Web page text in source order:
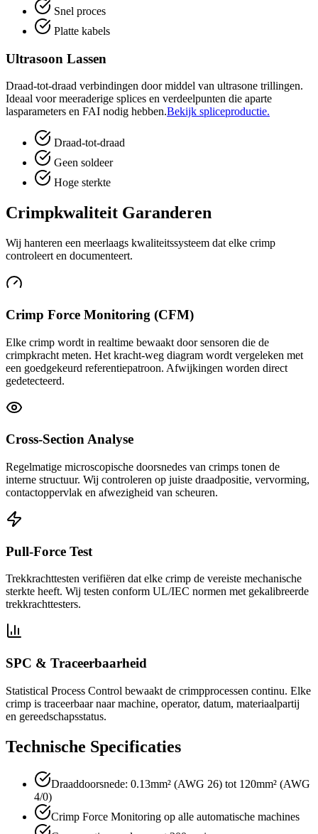
Snel proces
Platte kabels
Ultrasoon Lassen
Draad-tot-draad verbindingen door middel van ultrasone trillingen.
Ideaal voor meeraderige splices en verdeelpunten die aparte
lasparameters en FAI nodig hebben.Bekijk spliceproductie.
Draad-tot-draad
Geen soldeer
Hoge sterkte
Crimpkwaliteit Garanderen
Wij hanteren een meerlaags kwaliteitssysteem dat elke crimp
controleert en documenteert.
Crimp Force Monitoring (CFM)
Elke crimp wordt in realtime bewaakt door sensoren die de
crimpkracht meten. Het kracht-weg diagram wordt vergeleken met
een goedgekeurd referentiepatroon. Afwijkingen worden direct
gedetecteerd.
Cross-Section Analyse
Regelmatige microscopische doorsnedes van crimps tonen de
interne structuur. Wij controleren op juiste draadpositie, vervorming,
contactoppervlak en afwezigheid van scheuren.
Pull-Force Test
Trekkrachttesten verifiëren dat elke crimp de vereiste mechanische
sterkte heeft. Wij testen conform UL/IEC normen met gekalibreerde
trekkrachttesters.
SPC & Traceerbaarheid
Statistical Process Control bewaakt de crimpprocessen continu. Elke
crimp is traceerbaar naar machine, operator, datum, materiaalpartij
en gereedschapsstatus.
Technische Specificaties
Draaddoorsnede: 0.13mm² (AWG 26) tot 120mm² (AWG
4/0)
Crimp Force Monitoring op alle automatische machines